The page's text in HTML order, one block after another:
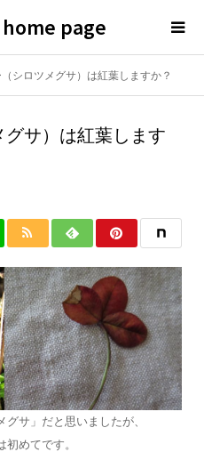
home page
シロツメグサ）は紅葉しますか？
サ）は紅葉します
サ」だと思いましたが、
めてです。